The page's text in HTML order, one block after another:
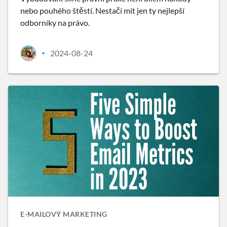
nebo pouhého štěstí. Nestačí mít jen ty nejlepší
odborníky na právo.
• 2024-08-24
E-MAILOVÝ MARKETING